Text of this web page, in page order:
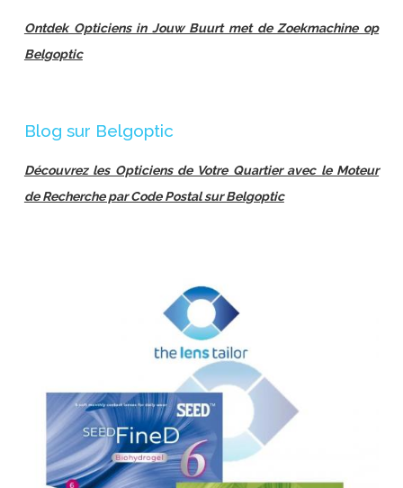
Ontdek Opticiens in Jouw Buurt met de Zoekmachine op
Belgoptic
Blog sur Belgoptic
Découvrez les Opticiens de Votre Quartier avec le Moteur
de Recherche par Code Postal sur Belgoptic